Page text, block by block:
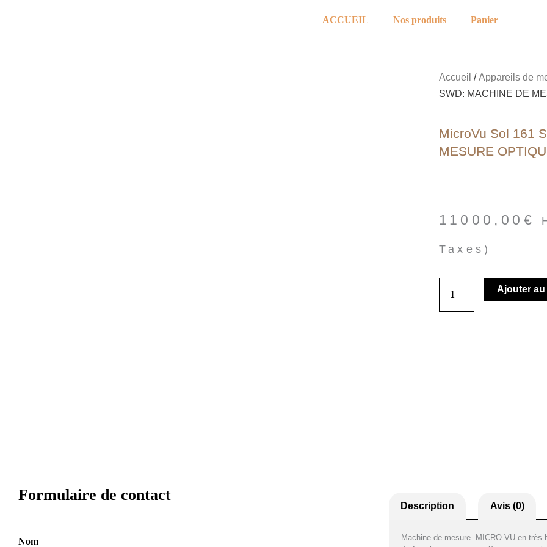
ACCUEIL Nos produits Panier
Accueil /Appareils de
SWD: MACHINE DE
MicroVu Sol 161
MESURE
11000,00 €
Taxes)
quantité
MESURE
OPTIQUE
Ajouter
Formulaire de contact
Nom
Description Avis (0)
Machine de mesure MICRO.VU en très